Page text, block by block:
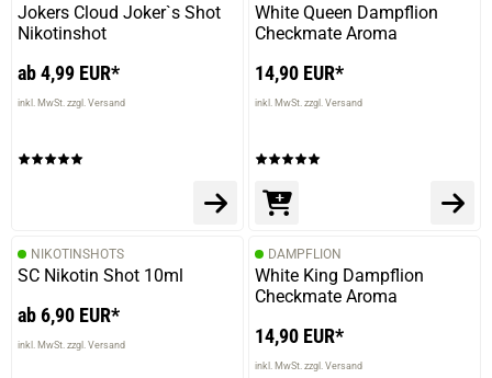
Jokers Cloud Joker`s Shot
Nikotinshot
ab 4,99 EUR*
inkl. MwSt. zzgl. Versand
White Queen Dampflion
Checkmate Aroma
14,90 EUR*
inkl. MwSt. zzgl. Versand
NIKOTINSHOTS
SC Nikotin Shot 10ml
ab 6,90 EUR*
inkl. MwSt. zzgl. Versand
DAMPFLION
White King Dampflion
Checkmate Aroma
14,90 EUR*
inkl. MwSt. zzgl. Versand